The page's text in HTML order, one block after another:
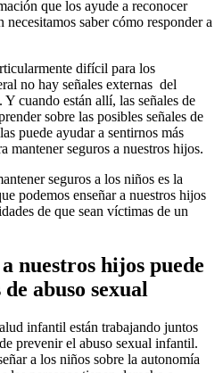
que los ayude a reconocer
saber cómo responder a
difícil para los
no hay señales externas del
cuando están allí, las señales de
sobre las posibles señales de
puede ayudar a sentirnos más
mantener seguros a nuestros hijos.
seguros a los niños es la
podemos enseñar a nuestros hijos
de que sean víctimas de un
nuestros hijos puede
abuso sexual
infantil están trabajando juntos
prevenir el abuso sexual infantil.
a los niños sobre la autonomía